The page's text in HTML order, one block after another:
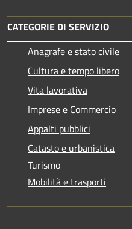
CATEGORIE DI SERVIZIO
Anagrafe e stato civile
Cultura e tempo libero
Vita lavorativa
Imprese e Commercio
Appalti pubblici
Catasto e urbanistica
Turismo
Mobilità e trasporti